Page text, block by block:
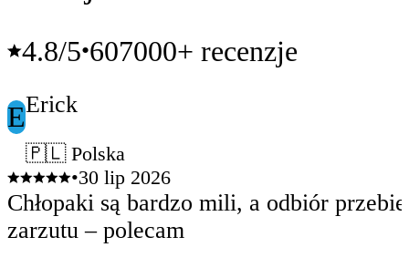
4.8/5•607000+ recenzje
EErick
🇵🇱 Polska
•30 lip 2026
Chłopaki są bardzo mili, a odbiór
zarzutu – polecam